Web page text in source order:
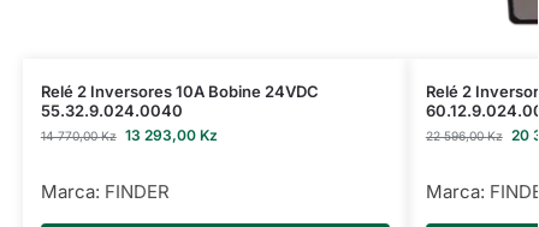
Relé 2 Inversores 10A Bobine 24VDC
55.32.9.024.0040
14 770,00Kz 13 293,00 Kz
Marca: FINDER
Relé 2
22 596,00Kz 20
Marca: